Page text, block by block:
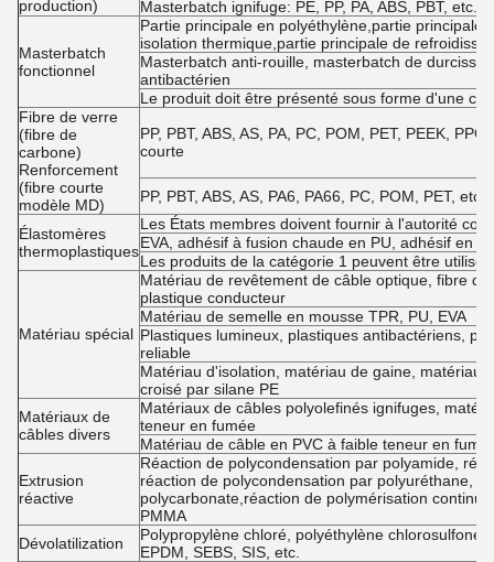
production) Masterbatch ignifuge: PE, PP, PA, ABS, PBT, etc.
Masterbatch
fonctionnel
Partie principale en polyéthylène,partie
isolation thermique,partie principale de
Masterbatch anti-rouille, masterbatch de
antibactérien
Le produit doit être présenté sous forme d'une
Fibre de verre
(fibre de
carbone)
Renforcement
(fibre courte
modèle MD)
PP, PBT, ABS, AS, PA, PC, POM, PET, PEEK,
courte
PP, PBT, ABS, AS, PA6, PA66, PC, POM, PET,
Élastomères
thermoplastiques
Les États membres doivent fournir à l'autorité
EVA, adhésif à fusion chaude en PU, adhésif en
Les produits de la catégorie 1 peuvent être
Matériau spécial
Matériau de revêtement de câble optique, fibre
plastique conducteur
Matériau de semelle en mousse TPR, PU, EVA
Plastiques lumineux, plastiques antibactériens,
reliable
Matériau d'isolation, matériau de gaine, matériau
croisé par silane PE
Matériaux de
câbles divers
Matériaux de câbles polyolefinés ignifuges,
teneur en fumée
Matériau de câble en PVC à faible teneur en
Extrusion
réactive
Réaction de polycondensation par polyamide,
réaction de polycondensation par polyuréthane,
polycarbonate,réaction de polymérisation
PMMA
Dévolatilization
Polypropylène chloré, polyéthylène
EPDM, SEBS, SIS, etc.